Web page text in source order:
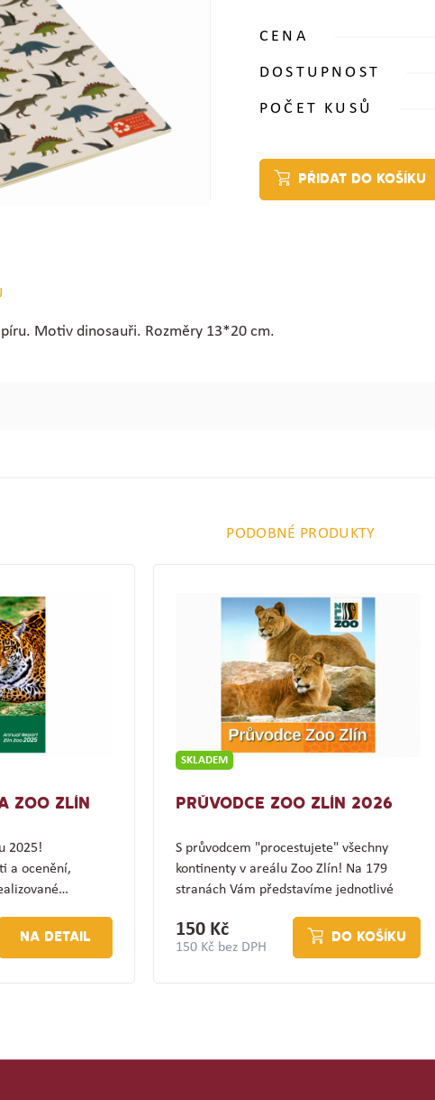
CENA
DOSTUPNOST
POČET KUSŮ
PŘIDAT DO KOŠÍKU
Motiv dinosauři. Rozměry 13*20 cm.
PODOBNÉ PRODUKTY
ZOO ZLÍN
2025!
a ocenění,
NA DETAIL
SKLADEM
PRŮVODCE ZOO ZLÍN 2026
S průvodcem "procestujete" všechny
kontinenty v areálu Zoo Zlín! Na 179
stranách Vám představíme jednotlivé
150 Kč
150 Kč bez DPH
DO KOŠÍKU